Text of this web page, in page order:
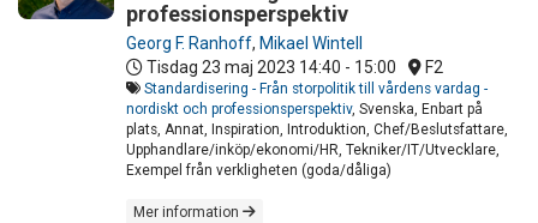
professionsperspektiv
Georg F. Ranhoff, Mikael Wintell
Tisdag 23 maj 2023 14:40 - 15:00 F2
Standardisering - Från storpolitik till vårdens vardag -
nordiskt och professionsperspektiv, Svenska, Enbart på
plats, Annat, Inspiration, Introduktion, Chef/Beslutsfattare,
Upphandlare/inköp/ekonomi/HR, Tekniker/IT/Utvecklare,
Exempel från verkligheten (goda/dåliga)
Mer information